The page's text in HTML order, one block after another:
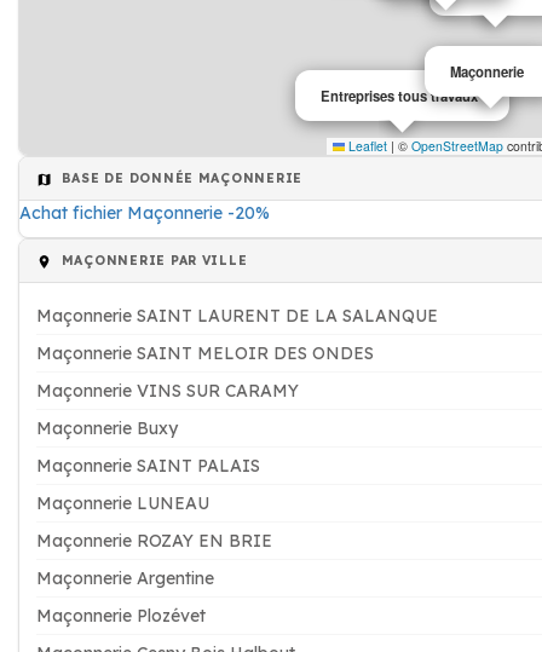
Entreprises tous travaux
Maçonnerie
Leaflet | © OpenStreetMap
BASE DE DONNÉE MAÇONNERIE
Achat fichier Maçonnerie -20%
MAÇONNERIE PAR VILLE
Maçonnerie SAINT LAURENT DE LA SALANQUE
Maçonnerie SAINT MELOIR DES ONDES
Maçonnerie VINS SUR CARAMY
Maçonnerie Buxy
Maçonnerie SAINT PALAIS
Maçonnerie LUNEAU
Maçonnerie ROZAY EN BRIE
Maçonnerie Argentine
Maçonnerie Plozévet